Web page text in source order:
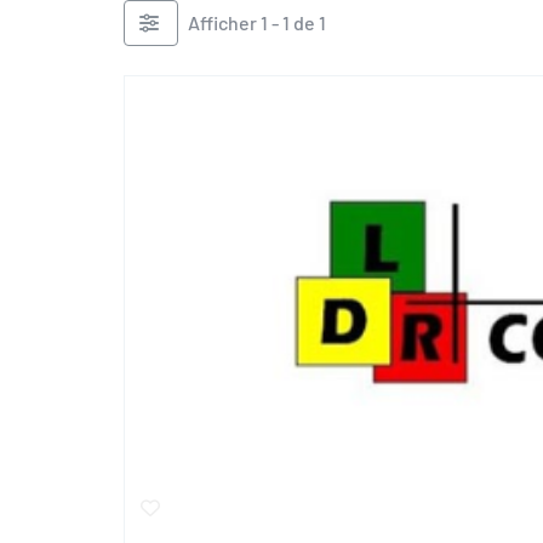
Afficher 1 - 1 de 1